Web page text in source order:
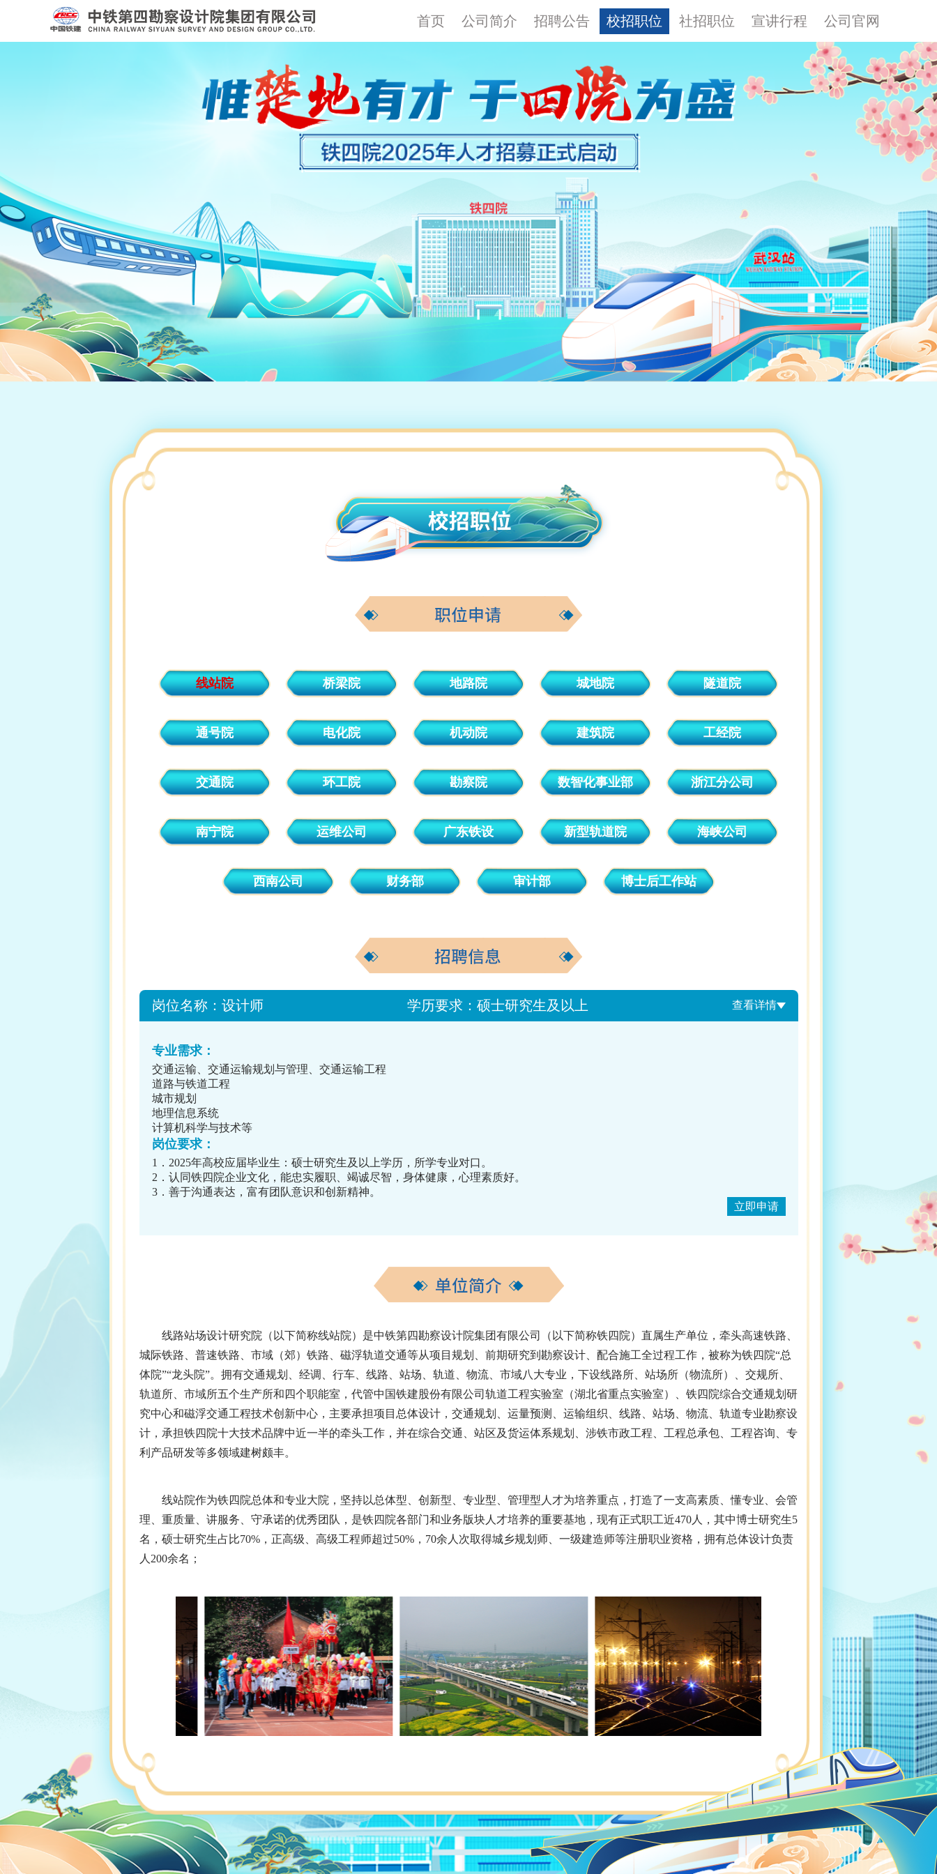
首页 公司简介 招聘公告 校招职位 社招职位 宣讲行程 公司官网
线站院 桥梁院 地路院 城地院 隧道院
通号院 电化院 机动院 建筑院 工经院
交通院 环工院 勘察院 数智化事业部 浙江分公司
南宁院 运维公司 广东铁设 新型轨道院 海峡公司
西南公司 财务部 审计部 博士后工作站
岗位名称：设计师 学历要求：硕士研究生及以上 查看详情
专业需求：
交通运输、交通运输规划与管理、交通运输工程
道路与铁道工程
城市规划
地理信息系统
计算机科学与技术等
岗位要求：
1．2025年高校应届毕业生：硕士研究生及以上学历，所学专业对口。
2．认同铁四院企业文化，能忠实履职、竭诚尽智，身体健康，心理素质好。
3．善于沟通表达，富有团队意识和创新精神。
立即申请
线路站场设计研究院（以下简称线站院）是中铁第四勘察设计院集团有限公司（以下简称铁四院）直属生产单位，牵头高速铁路、
城际铁路、普速铁路、市域（郊）铁路、磁浮轨道交通等从项目规划、前期研究到勘察设计、配合施工全过程工作，被称为铁四院“总
体院”“龙头院”。拥有交通规划、经调、行车、线路、站场、轨道、物流、市域八大专业，下设线路所、站场所（物流所）、交规所、
轨道所、市域所五个生产所和四个职能室，代管中国铁建股份有限公司轨道工程实验室（湖北省重点实验室）、铁四院综合交通规划研
究中心和磁浮交通工程技术创新中心，主要承担项目总体设计，交通规划、运量预测、运输组织、线路、站场、物流、轨道专业勘察设
计，承担铁四院十大技术品牌中近一半的牵头工作，并在综合交通、站区及货运体系规划、涉铁市政工程、工程总承包、工程咨询、专
利产品研发等多领域建树颇丰。
线站院作为铁四院总体和专业大院，坚持以总体型、创新型、专业型、管理型人才为培养重点，打造了一支高素质、懂专业、会管
理、重质量、讲服务、守承诺的优秀团队，是铁四院各部门和业务版块人才培养的重要基地，现有正式职工近470人，其中博士研究生5
名，硕士研究生占比70%，正高级、高级工程师超过50%，70余人次取得城乡规划师、一级建造师等注册职业资格，拥有总体设计负责
人200余名；